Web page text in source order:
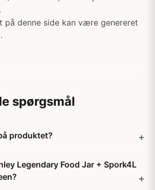
på denne side kan være genereret
spørgsmål
produktet?
Legendary Food Jar + Spork4L